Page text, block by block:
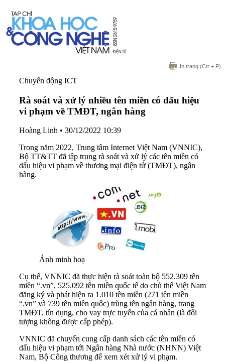
In trang (Ctr + P)
Chuyển động ICT
Rà soát và xử lý nhiều tên miền có dấu hiệu
vi phạm về TMĐT, ngân hàng
Hoàng Linh • 30/12/2022 10:39
Trong năm 2022, Trung tâm Internet Việt Nam (VNNIC),
Bộ TT&TT đã tập trung rà soát và xử lý các tên miền có
dấu hiệu vi phạm về thương mại điện tử (TMĐT), ngân
hàng.
Ảnh minh hoạ
Cụ thể, VNNIC đã thực hiện rà soát toàn bộ 552.309 tên
miền “.vn”, 525.092 tên miền quốc tế do chủ thể Việt Nam
đăng ký và phát hiện ra 1.010 tên miền (271 tên miền
“.vn” và 739 tên miền quốc) trùng tên ngân hàng, trang
TMĐT, tín dụng, cho vay trực tuyến của cá nhân (là đối
tượng không được cấp phép).
VNNIC đã chuyển cung cấp danh sách các tên miền có
dấu hiệu vi phạm tới Ngân hàng Nhà nước (NHNN) Việt
Nam, Bộ Công thương để xem xét xử lý vi phạm.